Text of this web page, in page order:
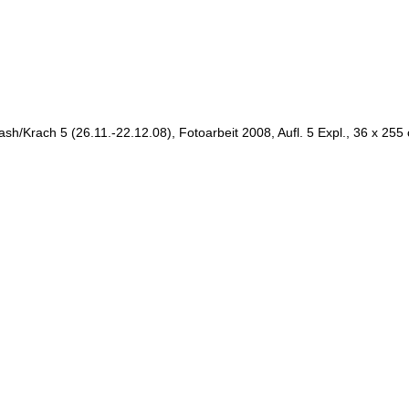
Krach 5 (26.11.-22.12.08), Fotoarbeit 2008, Aufl. 5 Expl., 36 x 255